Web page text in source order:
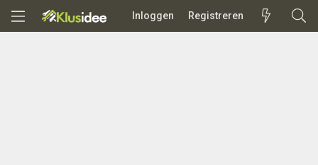
Inloggen Registreren